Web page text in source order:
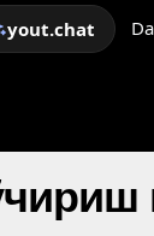
yout.chat